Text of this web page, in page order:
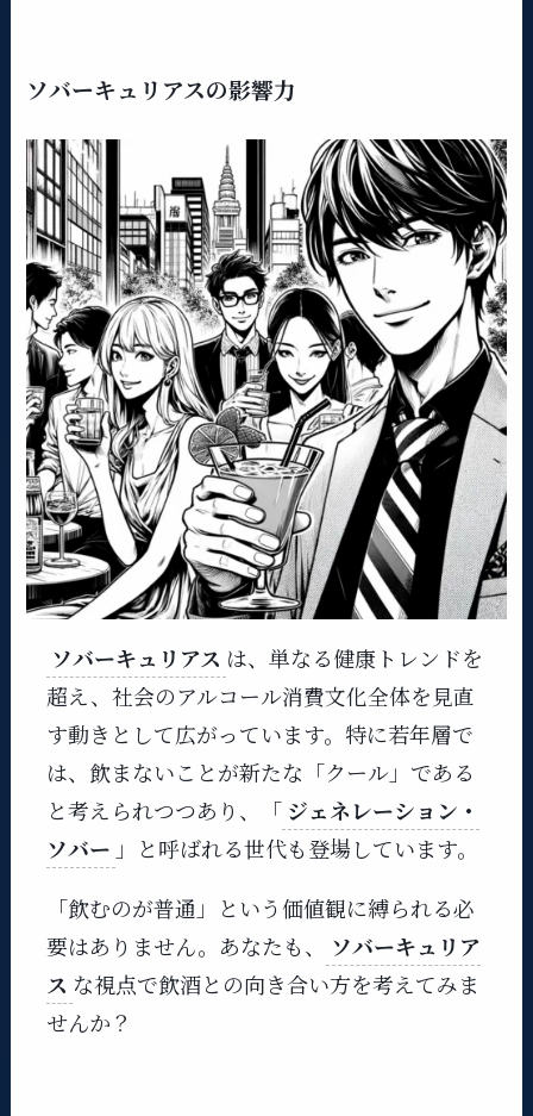
ソバーキュリアスの影響力
ソバーキュリアス は、単なる健康トレンドを
超え、社会のアルコール消費文化全体を見直
す動きとして広がっています。特に若年層で
は、飲まないことが新たな「クール」である
と考えられつつあり、「 ジェネレーション・
ソバー 」と呼ばれる世代も登場しています。
「飲むのが普通」という価値観に縛られる必
要はありません。あなたも、
ソバーキュリア
ス な視点で飲酒との向き合い方を考えてみま
せんか？